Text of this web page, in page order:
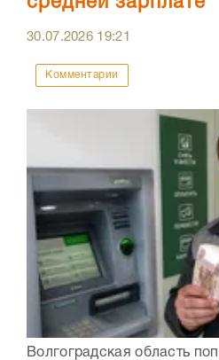
30.07.2026 19:21
Комментарии
Волгоградская область